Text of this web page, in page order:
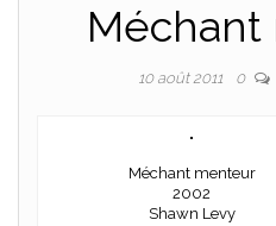
10 août 2011 0
Méchant menteur
2002
Shawn Levy